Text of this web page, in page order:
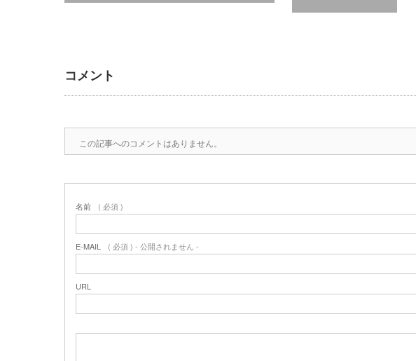
コメント
この記事へのコメントはありません。
名前 ( 必須 )
E-MAIL ( 必須 ) - 公開されません -
URL